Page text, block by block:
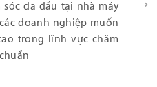
da đầu tại nhà máy
doanh nghiệp muốn
trong lĩnh vực chăm